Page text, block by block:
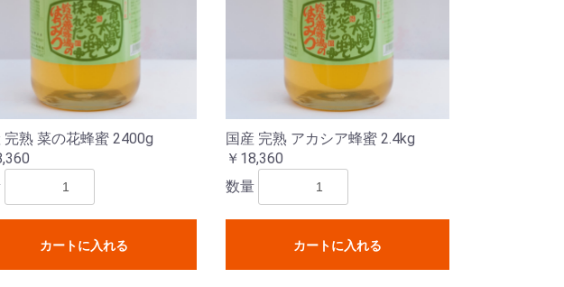
完熟 菜の花蜂蜜 2400g
カートに入れる
国産 完熟 アカシア蜂蜜 2.4kg
￥18,360
数量
カートに入れる